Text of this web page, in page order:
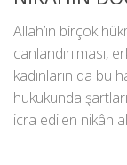
Allah’ın birçok
canlandırılması,
kadınların da bu
hukukunda
icra edilen nikâh